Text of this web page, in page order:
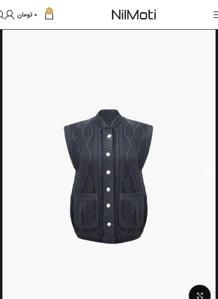
0
0 تومان
Click to enlarge